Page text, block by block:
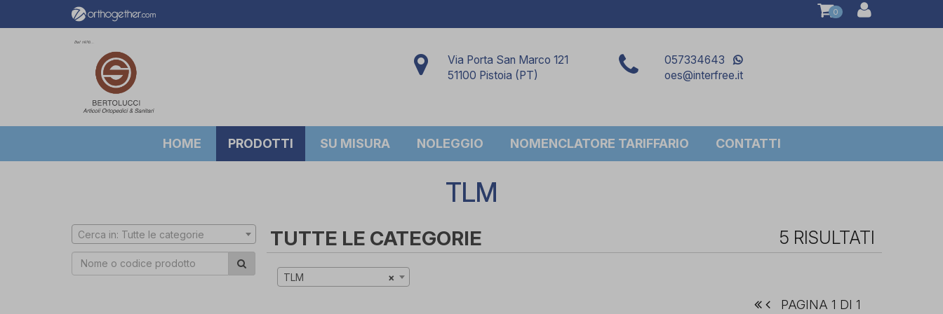
0
Via Porta San Marco 121
51100 Pistoia (PT)
057334643
oes@interfree.it
HOME PRODOTTI SU MISURA NOLEGGIO NOMENCLATORE TARIFFARIO CONTATTI
TLM
Cerca in: Tutte le categorie TUTTE LE CATEGORIE 5 RISULTATI
×
TLM
PAGINA 1 DI 1